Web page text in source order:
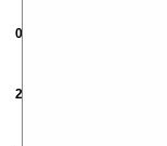
07.11.2007
Скинулись бы
29.01.2008
почему у меня все